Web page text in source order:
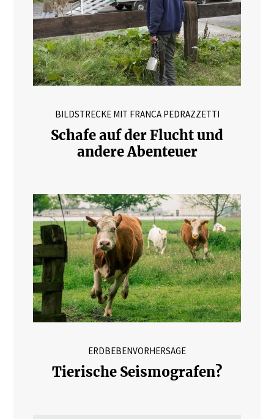
BILDSTRECKE MIT FRANCA PEDRAZZETTI
Schafe auf der Flucht und
andere Abenteuer
ERDBEBENVORHERSAGE
Tierische Seismografen?